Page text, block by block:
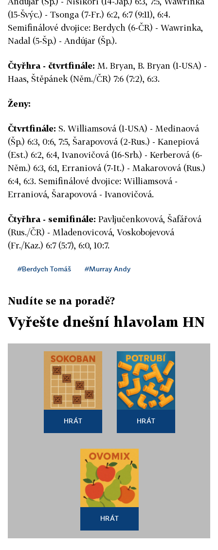
(15-Švýc.) - Tsonga (7-Fr.) 6:2, 6:7 (9:11), 6:4.
Semifinálové dvojice: Berdych (6-ČR) - Wawrinka,
Nadal (5-Šp.) - Andújar (Šp.).
Čtyřhra - čtvrtfinále: M. Bryan, B. Bryan (1-USA) -
Haas, Štěpánek (Něm./ČR) 7:6 (7:2), 6:3.
Ženy:
Čtvrtfinále: S. Williamsová (1-USA) - Medinaová
(Šp.) 6:3, 0:6, 7:5, Šarapovová (2-Rus.) - Kanepiová
(Est.) 6:2, 6:4, Ivanovičová (16-Srb.) - Kerberová (6-
Něm.) 6:3, 6:1, Erraniová (7-It.) - Makarovová (Rus.)
6:4, 6:3. Semifinálové dvojice: Williamsová -
Erraniová, Šarapovová - Ivanovičová.
Čtyřhra - semifinále: Pavljučenkovová, Šafářová
(Rus./ČR) - Mladenovicová, Voskobojevová
(Fr./Kaz.) 6:7 (5:7), 6:0, 10:7.
#Berdych Tomáš #Murray Andy
Nudíte se na poradě?
Vyřešte dnešní hlavolam HN
HRÁT HRÁT
HRÁT